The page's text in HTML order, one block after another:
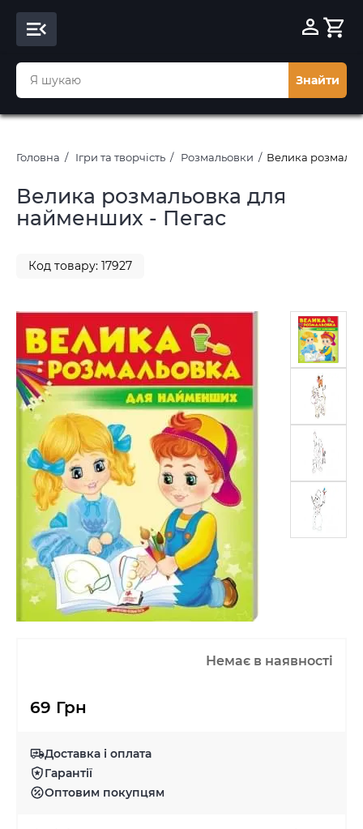
Знайти
Головна Ігри та творчість Розмальовки Велика
Велика розмальовка для
найменших - Пегас
Код товару: 17927
Немає в наявності
69 Грн
Доставка і оплата
Гарантії
Оптовим покупцям